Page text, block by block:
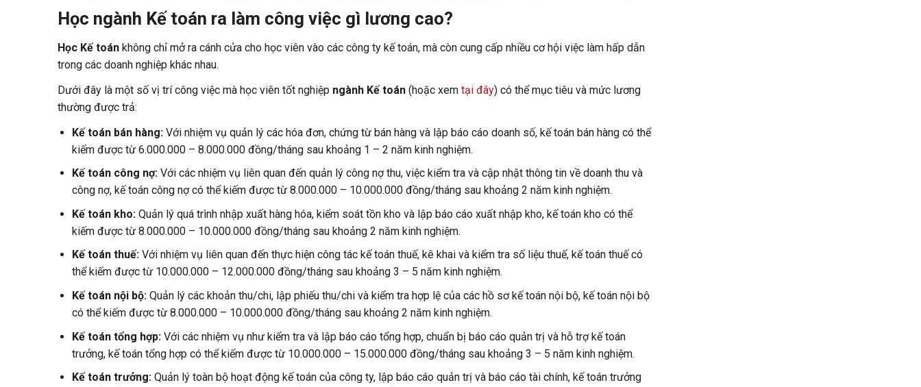
Học ngành Kế toán ra làm công việc gì lương cao?
Học Kế toánkhông chỉ mở ra cánh cửa cho học viên vào các công ty kế toán, mà còn cung cấp nhiều cơ hội việc làm hấp dẫn
trong các doanh nghiệp khác nhau.
Dưới đây là một số vị trí công việc mà học viên tốt nghiệp ngành Kế toán (hoặc xem tại đây) có thể mục tiêu và mức lương
thường được trả:
Kế toán bán hàng:Với nhiệm vụ quản lý các hóa đơn, chứng từ bán hàng và lập báo cáo doanh số, kế toán bán hàng có thể
kiếm được từ 6.000.000 – 8.000.000 đồng/tháng sau khoảng 1 – 2 năm kinh nghiệm.
Kế toán công nợ:Với các nhiệm vụ liên quan đến quản lý công nợ thu, việc kiểm tra và cập nhật thông tin về doanh thu và
công nợ, kế toán công nợ có thể kiếm được từ 8.000.000 – 10.000.000 đồng/tháng sau khoảng 2 năm kinh nghiệm.
Kế toán kho:Quản lý quá trình nhập xuất hàng hóa, kiểm soát tồn kho và lập báo cáo xuất nhập kho, kế toán kho có thể
kiếm được từ 8.000.000 – 10.000.000 đồng/tháng sau khoảng 2 năm kinh nghiệm.
Kế toán thuế:Với nhiệm vụ liên quan đến thực hiện công tác kế toán thuế, kê khai và kiểm tra số liệu thuế, kế toán thuế có
thể kiếm được từ 10.000.000 – 12.000.000 đồng/tháng sau khoảng 3 – 5 năm kinh nghiệm.
Kế toán nội bộ:Quản lý các khoản thu/chi, lập phiếu thu/chi và kiểm tra hợp lệ của các hồ sơ kế toán nội bộ, kế toán nội bộ
có thể kiếm được từ 8.000.000 – 10.000.000 đồng/tháng sau khoảng 2 năm kinh nghiệm.
Kế toán tổng hợp:Với các nhiệm vụ như kiểm tra và lập báo cáo tổng hợp, chuẩn bị báo cáo quản trị và hỗ trợ kế toán
trưởng, kế toán tổng hợp có thể kiếm được từ 10.000.000 – 15.000.000 đồng/tháng sau khoảng 3 – 5 năm kinh nghiệm.
Kế toán trưởng:Quản lý toàn bộ hoạt động kế toán của công ty, lập báo cáo quản trị và báo cáo tài chính, kế toán trưởng